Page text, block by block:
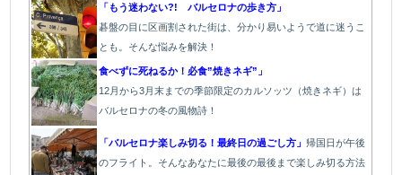
「もう迷わない?! バルセロナの歩き方」
碁盤の目に区画割された街は、分かり易いようで道に迷うこ
とも。そんな悩みを解決！
食べずに死ねるか！必食”焼きネギ”」
12月から3月末までの季節限定のカルソッツ（焼きネギ）は
バルセロナの冬の風物詩！
「バルセロナ楽しみ切る！最終日の過ごし方」帰国日が午後
のフライト。そんなあなたに最後の最後まで楽しみ切る方法